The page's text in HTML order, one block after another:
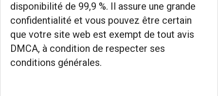
disponibilité de 99,9 %. Il assure une grande
confidentialité et vous pouvez être certain
que votre site web est exempt de tout avis
DMCA, à condition de respecter ses
conditions générales.